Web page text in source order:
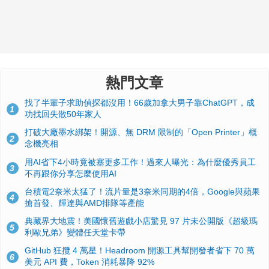
熱門文章
1
找了半輩子求助偵探都沒用！66歲加拿大男子靠ChatGPT，成
功找回失散50年家人
2
打破大廠墨水綁架！開源、無 DRM 限制的「Open Printer」概
念機亮相
3
用AI省下4小時竟被塞更多工作！過來人曝光：為什麼優秀員工
不再跟你分享怎麼使用AI
4
台積電2奈米太猛了！流片量是3奈米同期的4倍，Google與蘋果
搶首發、輝達與AMD排隊等產能
5
典藏界大地震！美國懷舊遊戲小店驚見 97 片未公開版《超級瑪
利歐兄弟》變體任天堂卡帶
6
GitHub 狂攬 4 萬星！Headroom 開源工具幫開發者省下 70 萬
美元 API 費，Token 消耗暴降 92%